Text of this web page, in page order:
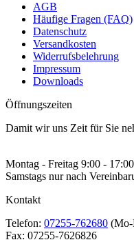
AGB
Häufige Fragen (FAQ)
Datenschutz
Versandkosten
Widerrufsbelehrung
Impressum
Downloads
Öffnungszeiten
Damit wir uns Zeit für Sie
Montag - Freitag 9:00 -
Samstags nur nach
Kontakt
Telefon: 07255-762680 (Mo-
Fax: 07255-7626826